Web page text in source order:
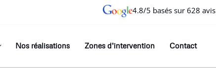
4.8/5 basés sur 628 avis
Nos réalisations Zones d’intervention Contact